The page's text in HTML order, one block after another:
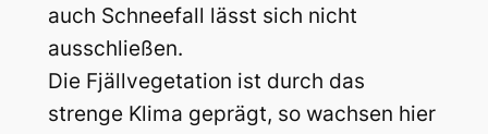
auch Schneefall lässt sich nicht
ausschließen.
Die Fjällvegetation ist durch das
strenge Klima geprägt, so wachsen hier